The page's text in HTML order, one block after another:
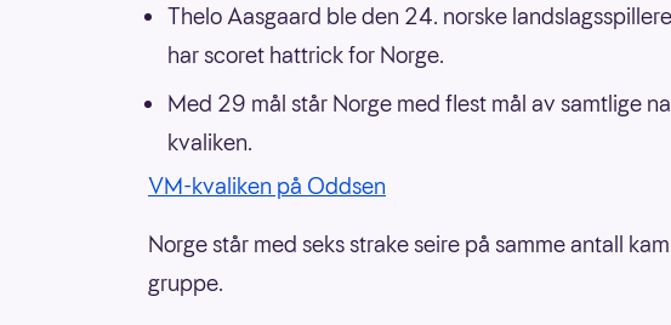
Thelo Aasgaard ble den 24. norske
har scoret hattrick for Norge.
Med 29 mål står Norge med flest mål av samtlige
kvaliken.
VM-kvaliken på Oddsen
Norge står med seks strake seire på samme antall
gruppe.